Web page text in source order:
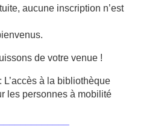
aucune inscription n’est
de votre venue !
L’accès à la bibliothèque
les personnes à mobilité